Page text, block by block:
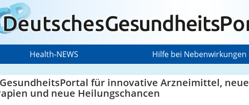
Health-NEWS Hilfe bei Nebenwirkungen
für innovative Arzneimittel, neue
und neue Heilungschancen